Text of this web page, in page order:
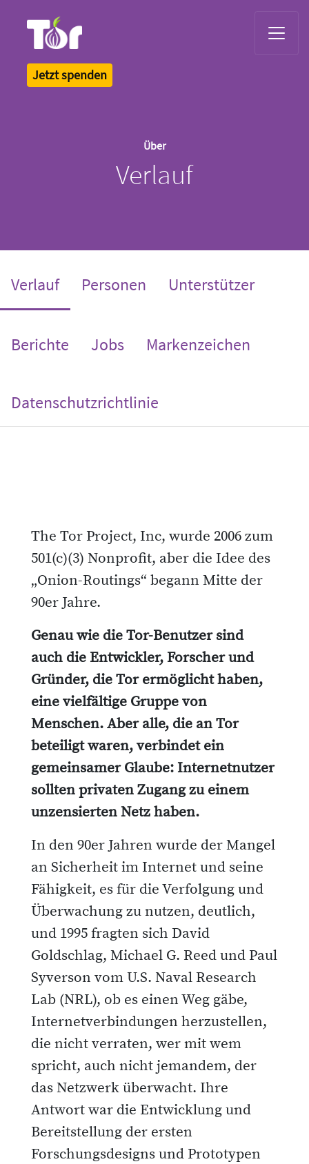
Jetzt spenden
Über
Verlauf
Verlauf(current)
Personen Unterstützer
Berichte Jobs Markenzeichen
Datenschutzrichtlinie
The Tor Project, Inc, wurde 2006 zum
501(c)(3) Nonprofit, aber die Idee des
„Onion-Routings“ begann Mitte der
90er Jahre.
Genau wie die Tor-Benutzer sind
auch die Entwickler, Forscher und
Gründer, die Tor ermöglicht haben,
eine vielfältige Gruppe von
Menschen. Aber alle, die an Tor
beteiligt waren, verbindet ein
gemeinsamer Glaube: Internetnutzer
sollten privaten Zugang zu einem
unzensierten Netz haben.
In den 90er Jahren wurde der Mangel
an Sicherheit im Internet und seine
Fähigkeit, es für die Verfolgung und
Überwachung zu nutzen, deutlich,
und 1995 fragten sich David
Goldschlag, Michael G. Reed und Paul
Syverson vom U.S. Naval Research
Lab (NRL), ob es einen Weg gäbe,
Internetverbindungen herzustellen,
die nicht verraten, wer mit wem
spricht, auch nicht jemandem, der
das Netzwerk überwacht. Ihre
Antwort war die Entwicklung und
Bereitstellung der ersten
Forschungsdesigns und Prototypen